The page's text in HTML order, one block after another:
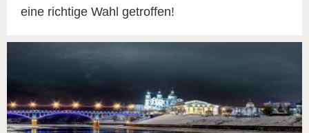
eine richtige Wahl getroffen!